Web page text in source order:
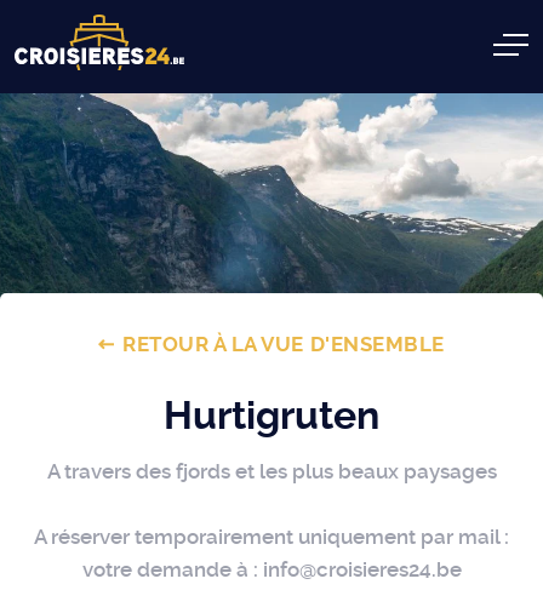
RETOUR À LA VUE D'ENSEMBLE
Hurtigruten
A travers des fjords et les plus beaux paysages
A réserver temporairement uniquement par mail :
votre demande à : info@croisieres24.be